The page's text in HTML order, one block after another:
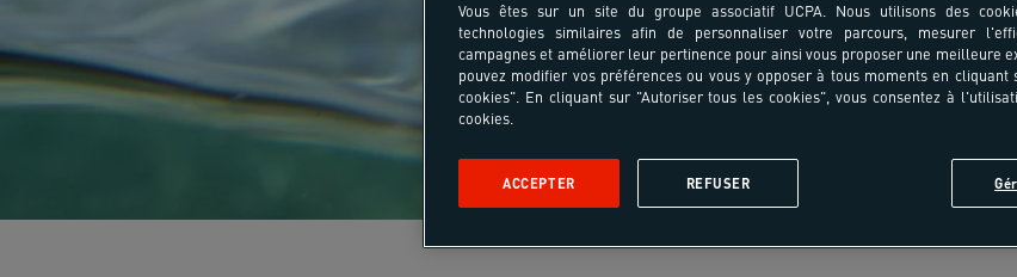
Vous êtes sur un site du groupe associatif UCPA. Nous utilisons des
technologies similaires afin de personnaliser votre parcours, mesurer
campagnes et améliorer leur pertinence pour ainsi vous proposer une meilleure
pouvez modifier vos préférences ou vous y opposer à tous moments en cliquant
cookies". En cliquant sur "Autoriser tous les cookies", vous consentez à
cookies.
REFUSER
ACCEPTER